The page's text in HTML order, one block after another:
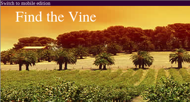
Switch to mobile edition
Find the Vine